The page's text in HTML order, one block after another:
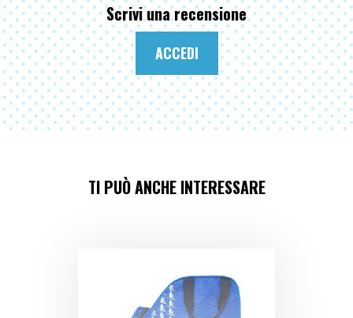
Scrivi una recensione
ACCEDI
TI PUÒ ANCHE INTERESSARE